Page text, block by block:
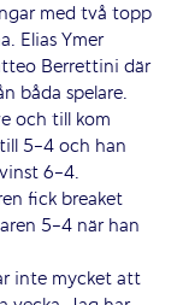
med två topp
Elias Ymer
Berrettini där
båda spelare.
och till kom
5-4 och han
6-4.
fick breaket
5-4 när han
inte mycket att